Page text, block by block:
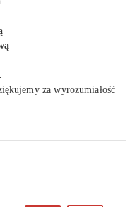
za wyrozumiałość